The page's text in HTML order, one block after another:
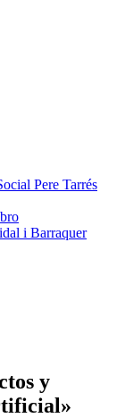
Pere Tarrés
i Barraquer
y